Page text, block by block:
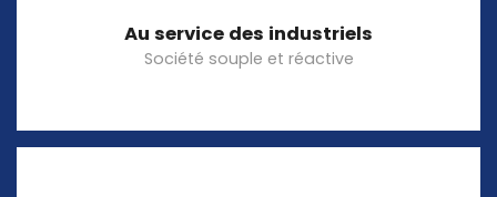
Au service des industriels
Société souple et réactive